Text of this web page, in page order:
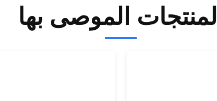
المنتجات الموصى بها